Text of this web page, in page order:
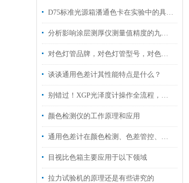
D75标准光源箱潘通色卡在实验中的具体应用
分析影响涂层测厚仪测量值精度的九个因素
对色灯管品牌，对色灯管型号，对色灯管价格，D65对色灯管
谈谈通用色差计其性能特点是什么？
别错过！XGP光泽度计操作全流程，掌握这几步，光泽测量一步到位
颜色检测仪的工作原理和应用
通用色差计在颜色检测、色差管控、数据量传对色差的控制
目视比色箱主要应用于以下领域
拉力试验机的原理还是有些讲究的